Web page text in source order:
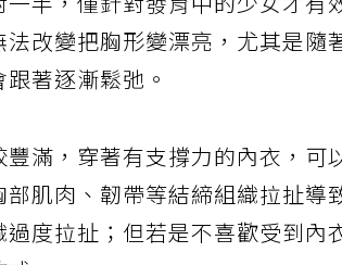
半，僅針對發育中的少女才有
改變把胸形變漂亮，尤其是隨
著逐漸鬆弛。
滿，穿著有支撐力的內衣，可
肌肉、韌帶等結締組織拉扯導
度拉扯；但若是不喜歡受到內